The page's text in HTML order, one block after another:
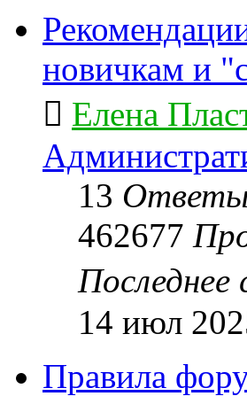
новичкам и
Елена
13 Ответы
462677
14 июл
Правила